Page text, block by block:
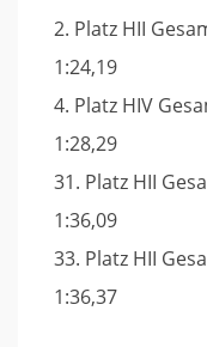
2. Platz HII
1:24,19
4. Platz HIV
1:28,29
31. Platz HII
1:36,09
33. Platz HII
1:36,37